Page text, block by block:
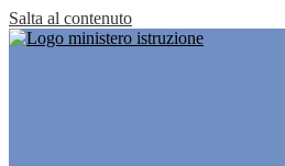
Salta al contenuto